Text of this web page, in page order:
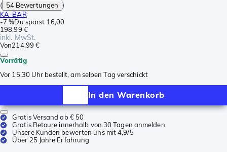
( 54 Bewertungen )
KA-BAR
-7 %Du sparst 16,00
198,99 €
inkl. MwSt.
Von214,99 €
Vorrätig
Vor 15.30 Uhr bestellt, am selben Tag verschickt
In den Warenkorb
Gratis Versand ab € 50
Gratis Retoure innerhalb von 30 Tagen anmelden
Unsere Kunden bewerten uns mit 4,9/5
Über 25 Jahre Erfahrung